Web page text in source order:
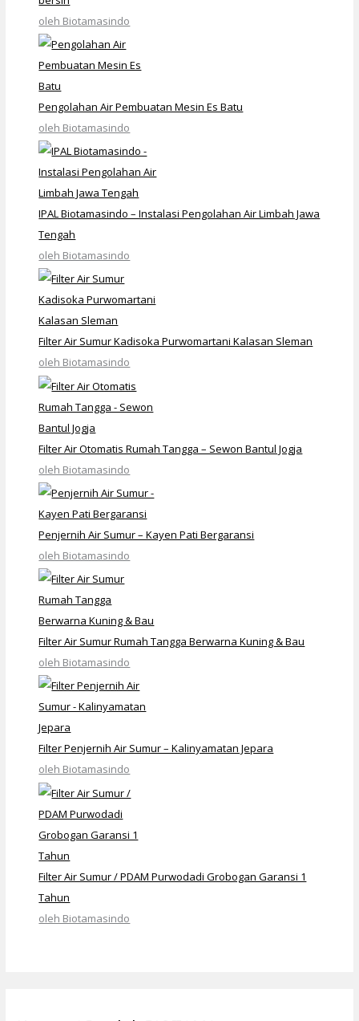
oleh Biotamasindo
Pengolahan Air Pembuatan Mesin Es Batu
oleh Biotamasindo
IPAL Biotamasindo – Instalasi Pengolahan Air Limbah Jawa
Tengah
oleh Biotamasindo
Filter Air Sumur Kadisoka Purwomartani Kalasan Sleman
oleh Biotamasindo
Filter Air Otomatis Rumah Tangga – Sewon Bantul Jogja
oleh Biotamasindo
Penjernih Air Sumur – Kayen Pati Bergaransi
oleh Biotamasindo
Filter Air Sumur Rumah Tangga Berwarna Kuning & Bau
oleh Biotamasindo
Filter Penjernih Air Sumur – Kalinyamatan Jepara
oleh Biotamasindo
Filter Air Sumur / PDAM Purwodadi Grobogan Garansi 1
Tahun
oleh Biotamasindo